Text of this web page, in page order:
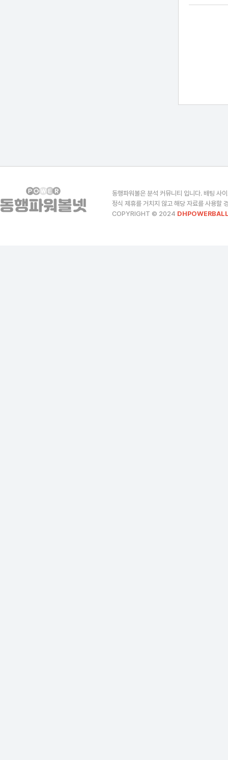
동행파워볼은 분석 커뮤니티 입니다. 배팅 사
정식 제휴를 거치지 않고 해당 자료를 사용할
COPYRIGHT © 2024